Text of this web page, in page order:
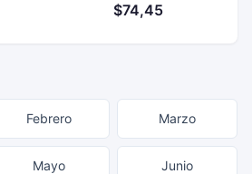
$74,45
Febrero Marzo
Mayo Junio